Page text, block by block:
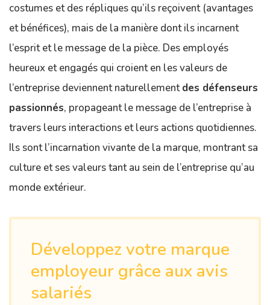
costumes et des répliques qu’ils reçoivent (avantages
et bénéfices), mais de la manière dont ils incarnent
l’esprit et le message de la pièce. Des employés
heureux et engagés qui croient en les valeurs de
l’entreprise deviennent naturellementdes défenseurs
passionnés, propageant le message de l’entreprise à
travers leurs interactions et leurs actions quotidiennes.
Ils sont l’incarnation vivante de la marque, montrant sa
culture et ses valeurs tant au sein de l’entreprise qu’au
monde extérieur.
Développez votre marque
employeur grâce aux avis
salariés